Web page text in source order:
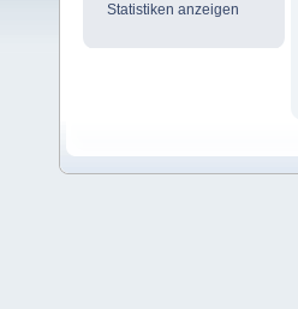
Statistiken anzeigen